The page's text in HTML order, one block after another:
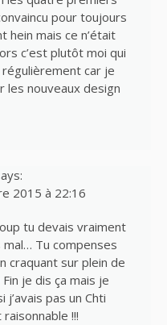
pour toujours
hein mais ce n’était
c’est plutôt moi qui
car je
les nouveaux design
2015 à 22:16
tu devais vraiment
Tu compenses
craquant sur plein de
Fin je dis ça mais je
j’avais pas un Chti
!!!